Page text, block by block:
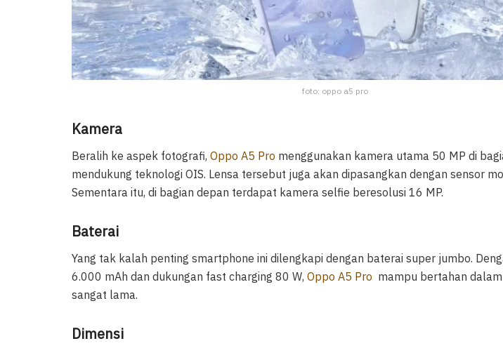
foto: oppo a5 pro
Kamera
Beralih ke aspek fotografi, Oppo A5 Pro menggunakan kamera utama 50 MP di
mendukung teknologi OIS. Lensa tersebut juga akan dipasangkan dengan sensor
Sementara itu, di bagian depan terdapat kamera selfie beresolusi 16 MP.
Baterai
Yang tak kalah penting smartphone ini dilengkapi dengan baterai super jumbo.
6.000 mAh dan dukungan fast charging 80 W, Oppo A5 Pro mampu bertahan
sangat lama.
Dimensi